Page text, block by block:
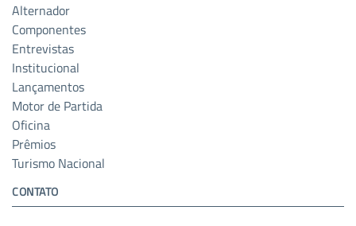
Alternador
Componentes
Entrevistas
Institucional
Lançamentos
Motor de Partida
Oficina
Prêmios
Turismo Nacional
CONTATO